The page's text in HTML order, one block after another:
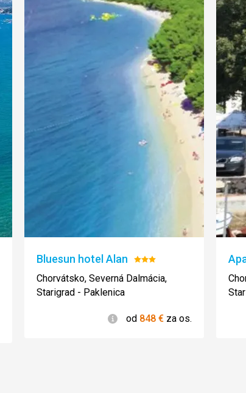
Bluesun hotel Alan Hodnotenie:
3/5
Chorvátsko, Severná Dalmácia,
Starigrad - Paklenica
Informácie
od 848 € za os.